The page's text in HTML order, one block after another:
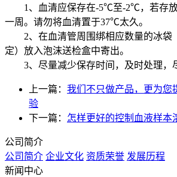
1、血清应保存在-5℃至-2℃，若存放
一周。请勿将血清置于37℃太久。
2、在血清管周围绑相应数量的冰袋
定）放入泡沫送检盒中寄出。
3、尽量减少保存时间，及时处理，
上一篇： 我们不只做产品，更为您
验
下一篇： 怎样更好的控制血液样本
公司简介
公司简介 企业文化 资质荣誉 发展历程
新闻中心